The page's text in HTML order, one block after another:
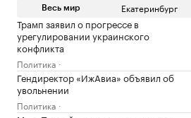
Весь мир Екатеринбург
Трамп заявил о прогрессе в
урегулировании украинского
конфликта
Политика
Гендиректор «ИжАвиа» объявил об
увольнении
Политика